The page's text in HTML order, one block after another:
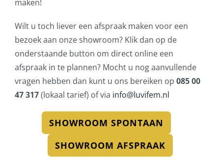
maken!
Wilt u toch liever een afspraak maken voor een
bezoek aan onze showroom? Klik dan op de
onderstaande button om direct online een
afspraak in te plannen? Mocht u nog aanvullende
vragen hebben dan kunt u ons bereiken op 085 00
47 317(lokaal tarief) of via info@luvifem.nl
SHOWROOM SPONTAAN
SHOWROOM AFSPRAAK